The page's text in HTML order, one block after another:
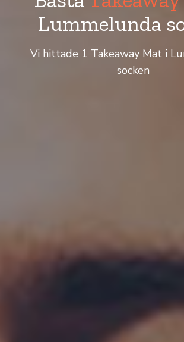
Lummelunda
Vi hittade 1 Takeaway Mat i
socken